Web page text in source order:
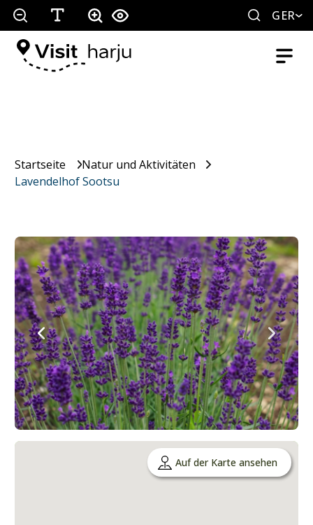
GER
Startseite
Natur und Aktivitäten
Lavendelhof Sootsu
Auf der Karte ansehen